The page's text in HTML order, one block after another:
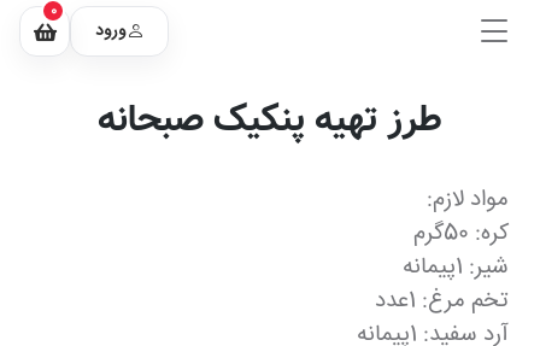
ورود
0
طرز تهیه پنکیک صبحانه
مواد لازم:
کره: 50گرم
شیر: 1پیمانه
تخم مرغ: 1عدد
آرد سفید: 1پیمانه